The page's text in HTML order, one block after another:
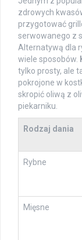
zdrowych
przygotować
serwowanego z
Alternatywą dla
wiele sposobów.
tylko prosty, ale
pokrojone w
skropić oliwą z
piekarniku.
Rodzaj dania
Rybne
Mięsne